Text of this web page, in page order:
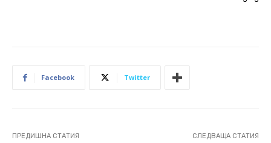
Facebook Twitter
ПРЕДИШНА СТАТИЯ СЛЕДВАЩА СТАТИЯ